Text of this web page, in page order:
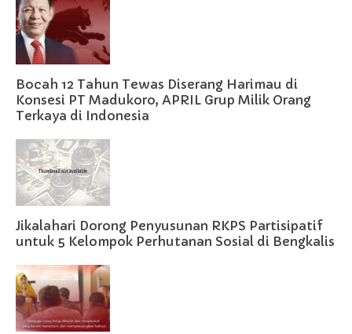
Bocah 12 Tahun Tewas Diserang Harimau di
Konsesi PT Madukoro, APRIL Grup Milik Orang
Terkaya di Indonesia
Jikalahari Dorong Penyusunan RKPS Partisipatif
untuk 5 Kelompok Perhutanan Sosial di Bengkalis